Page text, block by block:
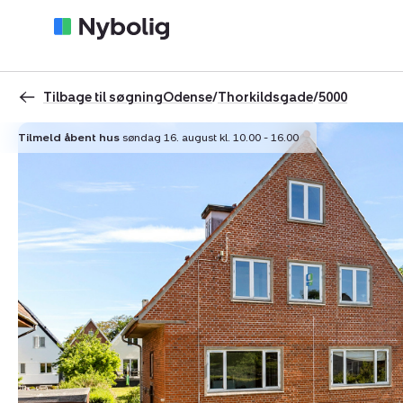
Tilbage til søgningOdense/Thorkildsgade/5000
Tilmeld åbent hus søndag 16. august kl. 10.00 - 16.00